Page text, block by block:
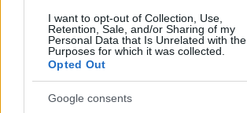
I want to opt-out of Collection, Use,
Retention, Sale, and/or Sharing of my
Personal Data that Is Unrelated with the
Purposes for which it was collected.
Opted Out
Google consents